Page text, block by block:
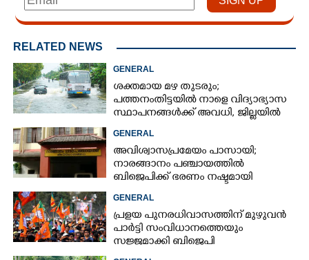
RELATED NEWS
GENERAL
ശക്തമായ മഴ തുടരും;
പത്തനംതിട്ടയിൽ നാളെ വിദ്യാഭ്യാസ
സ്ഥാപനങ്ങൾക്ക് അവധി,​ ജില്ലയിൽ
ഇന്ന് റെ‌ഡും നാളെ ഓറഞ്ചും അലർട്ട്
GENERAL
അവിശ്വാസപ്രമേയം പാസായി;
നാരങ്ങാനം പഞ്ചായത്തിൽ
ബിജെപിക്ക് ഭരണം നഷ്ടമായി
GENERAL
പ്രളയ പുനരധിവാസത്തിന് മുഴുവൻ
പാർട്ടി സംവിധാനത്തെയും
സജ്ജമാക്കി ബിജെപി